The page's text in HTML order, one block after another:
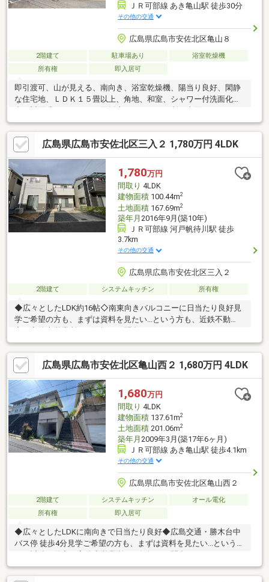
ＪＲ可部線 あき亀山駅 徒歩30分
その他の交通
広島県広島市安佐北区亀山８
2階建て 駐車場あり
浴室乾燥機
所有権
即入居可
即引渡可、山が見える、南向き、浴室乾燥機、陽当り良好、閑静
な住宅地、ＬＤＫ１５畳以上、角地、和室、シャワー付洗面化粧
台、対面式キッチン、３面採光、トイレ２ヶ所、南面バルコニ
ー、温水洗浄便座、床下収納、浴室に窓、緑豊かな住宅地、通風
良好、眺望良好、屋根裏収納
広島県広島市安佐北区三入２ 1,780万円 4LDK
1,780万円
間取り 4LDK
建物面積100.44m2
土地面積167.69m2
築年月 2016年9月(築10年)
ＪＲ可部線 河戸帆待川駅 徒歩
3.7km
その他の交通
広島県広島市安佐北区三入２
2階建て システムキッチン 所有権
◆広々としたLDK約16帖◇南東向きバルコニーに日当たり良好見
学ご希望の方も、まずは資料を見たい...という方も、近鉄不動
広島県広島市安佐北区亀山西２ 1,680万円 4LDK
1,680万円
間取り 4LDK
建物面積137.61m2
土地面積201.06m2
築年月 2009年3月(築17年6ヶ月)
ＪＲ可部線 あき亀山駅 徒歩4.1km
その他の交通
広島県広島市安佐北区亀山西２
2階建て システムキッチン
オール電化
所有権
即入居可
◆広々としたLDKに南向きで日当たり良好◆広島交通・勝木台中
バス停 徒歩4分見学ご希望の方も、まずは資料を見たい...という方
も、近鉄不動産 安佐南営業所へお気軽にお問合せください♪